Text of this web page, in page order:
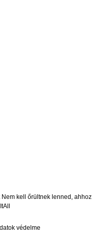
kell őrültnek lenned, ahhoz
védelme